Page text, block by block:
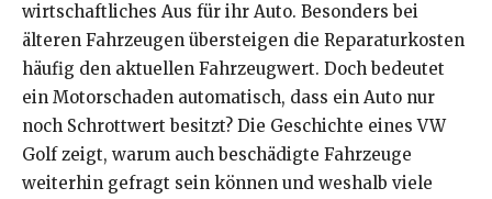
wirtschaftliches Aus für ihr Auto. Besonders bei
älteren Fahrzeugen übersteigen die Reparaturkosten
häufig den aktuellen Fahrzeugwert. Doch bedeutet
ein Motorschaden automatisch, dass ein Auto nur
noch Schrottwert besitzt? Die Geschichte eines VW
Golf zeigt, warum auch beschädigte Fahrzeuge
weiterhin gefragt sein können und weshalb viele